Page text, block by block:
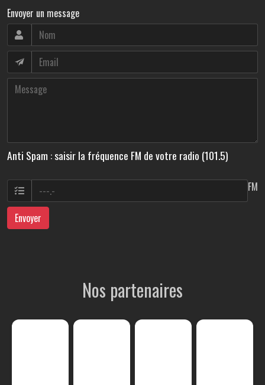
Envoyer un message
Anti Spam : saisir la fréquence FM de votre radio (101.5)
FM
Envoyer
Nos partenaires